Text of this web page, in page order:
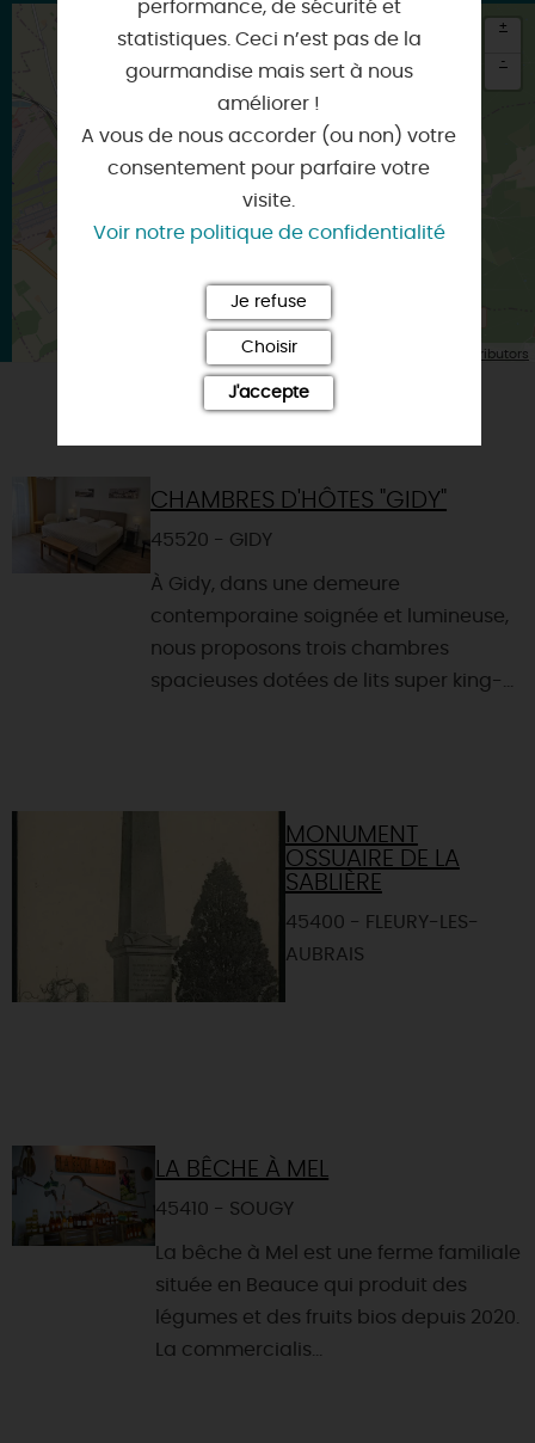
BOULAY-LES-BARRES
+
-
Leaflet| Map data © OpenStreetMap contributors
CHAMBRES D'HÔTES "GIDY"
45520 - GIDY
À Gidy, dans une demeure
contemporaine soignée et lumineuse,
nous proposons trois chambres
spacieuses dotées de lits super king-...
MONUMENT
OSSUAIRE DE LA
SABLIÈRE
45400 - FLEURY-LES-
AUBRAIS
LA BÊCHE À MEL
45410 - SOUGY
La bêche à Mel est une ferme familiale
située en Beauce qui produit des
légumes et des fruits bios depuis 2020.
La commercialis...
performance, de sécurité et
statistiques. Ceci n’est pas de la
gourmandise mais sert à nous
améliorer !
A vous de nous accorder (ou non) votre
consentement pour parfaire votre
visite.
Voir notre politique de confidentialité
Je refuse
Choisir
J'accepte